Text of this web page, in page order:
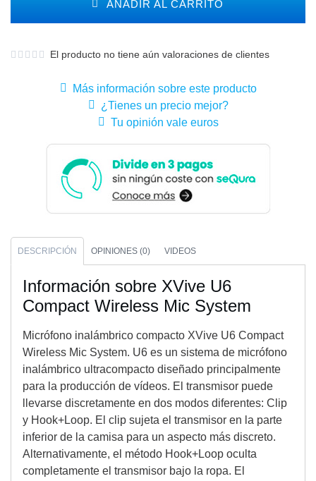
AÑADIR AL CARRITO
El producto no tiene aún valoraciones de clientes
Más información sobre este producto
¿Tienes un precio mejor?
Tu opinión vale euros
DESCRIPCIÓN OPINIONES (0) VIDEOS
Información sobre XVive U6
Compact Wireless Mic System
Micrófono inalámbrico compacto XVive U6 Compact
Wireless Mic System. U6 es un sistema de micrófono
inalámbrico ultracompacto diseñado principalmente
para la producción de vídeos. El transmisor puede
llevarse discretamente en dos modos diferentes: Clip
y Hook+Loop. El clip sujeta el transmisor en la parte
inferior de la camisa para un aspecto más discreto.
Alternativamente, el método Hook+Loop oculta
completamente el transmisor bajo la ropa. El